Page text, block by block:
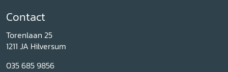
Contact
Torenlaan 25
1211 JA Hilversum
035 685 9856